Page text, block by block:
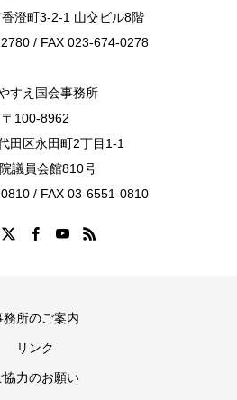
澄町3-2-1 山交ビル8階
/ FAX 023-674-0278
すえ国会事務所
〒100-8962
田区永田町2丁目1-1
議員会館810号
/ FAX 03-6551-0810
務所のご案内
リンク
協力のお願い